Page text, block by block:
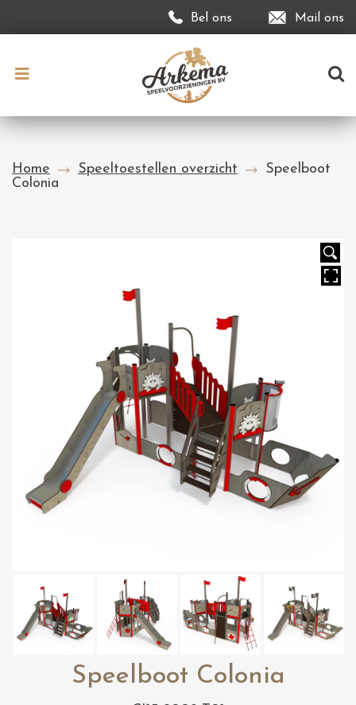
Bel ons Mail ons
Home Speeltoestellen overzicht
Speelboot
Colonia
Speelboot Colonia